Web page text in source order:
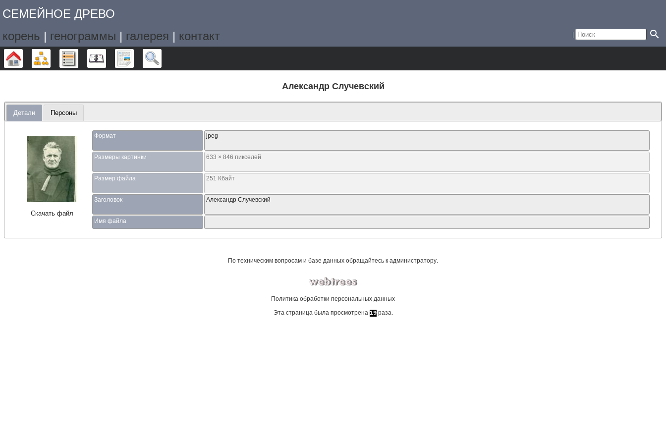
СЕМЕЙНОЕ ДРЕВО
корень | генограммы | галерея | контакт
Дерево Графики Списки Календарь Отчёты
Александр Случевский
Детали Персоны
Скачать файл
Формат jpeg
Размеры картинки 633 × 846 пикселей
Размер файла 251 Кбайт
Заголовок Александр Случевский
Имя файла
По техническим вопросам и базе данных обращайтесь к администратору.
Политика обработки персональных данных
Эта страница была просмотрена 19раза.